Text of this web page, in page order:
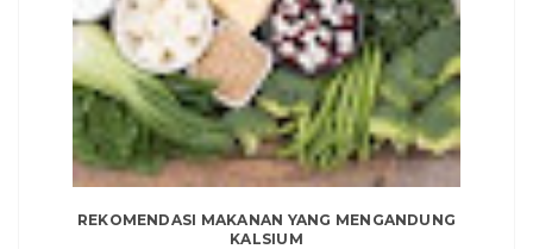
REKOMENDASI MAKANAN YANG MENGANDUNG
KALSIUM